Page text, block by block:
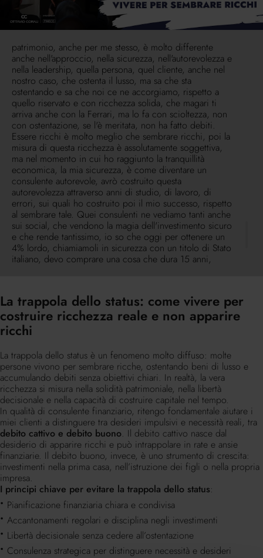
merito, ma perché non intacco e non vado a ledere
nessuno, nessuno e nessuna delle persone alle quali
patrimonio, anche per me stesso, è molto differente
anche nell'approccio, nella sicurezza, nell'autorevolezza e
nella leadership, quella persona, quel cliente, anche nel
nostro caso, che ostenta il lusso, ma sa che sta
ostentando e sa che noi ce ne accorgiamo, rispetto a
quello riservato e con ricchezza solida, che magari ti
arriva anche con la Ferrari, ma lo fa con scioltezza, non
con ostentazione, se l'è meritata, non ha fatto debiti.
Essere ricchi è molto meglio che sembrare ricchi, poi la
misura di questa ricchezza è assolutamente soggettiva,
ma nel momento in cui ho raggiunto la tranquillità
economica, la mia sicurezza, è come diventare un
consulente autorevole, avrò costruito questa
autorevolezza attraverso anni di studio, di lavoro, di
errori, sui quali ho costruito poi il mio successo, rispetto
al sembrare tale. Quei consulenti ne vediamo tanti anche
sui social, che vendono la magia dell'investimento sicuro
e che rende tantissimo, io so che oggi per ottenere un
4% lordo, chiamiamoli in sicurezza con un titolo di Stato
italiano, devo comprare una cosa che dura 15 anni,
costruiamo la ricchezza, questo è un punto nodale che
un advisor, che un consulente finanziario, deve portare
sempre all'interno dei gruppi familiari che va a gestire,
non ci sono scorciatoie, assolutamente no, quindi tanta
pazienza, tanta attenzione e soprattutto disciplina, idee
chiare e obiettivi precisi condivisi con, da parte del
cliente con il proprio consulente, il consulente con il
cliente e lì rimanere fermi e disciplinati.
La trappola dello status: come vivere per
costruire ricchezza reale e non apparire
ricchi
La trappola dello status è un fenomeno molto diffuso: molte
persone vivono per sembrare ricche, ostentando beni di lusso e
accumulando debiti senza obiettivi chiari. In realtà, la vera
ricchezza si misura nella solidità patrimoniale, nella libertà
decisionale e nella capacità di costruire capitale nel tempo.
In qualità di consulente finanziario, ritengo fondamentale aiutare i
miei clienti a distinguere tra desideri impulsivi e necessità reali, tra
debito cattivo e debito buono. Il debito cattivo nasce dal
desiderio di apparire ricchi e può intrappolare in rate e ansie
finanziarie. Il debito buono, invece, è uno strumento di crescita:
investimenti nella prima casa, nell’istruzione dei figli o nella propria
impresa.
I principi chiave per evitare la trappola dello status:
Pianificazione finanziaria chiara e condivisa
Accantonamenti regolari e disciplina negli investimenti
Libertà decisionale senza cedere all’ostentazione
Consulenza strategica per distinguere necessità e desideri